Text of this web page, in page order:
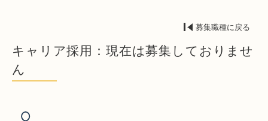
募集職種に戻る
キャリア採用：現在は募集しておりませ
ん